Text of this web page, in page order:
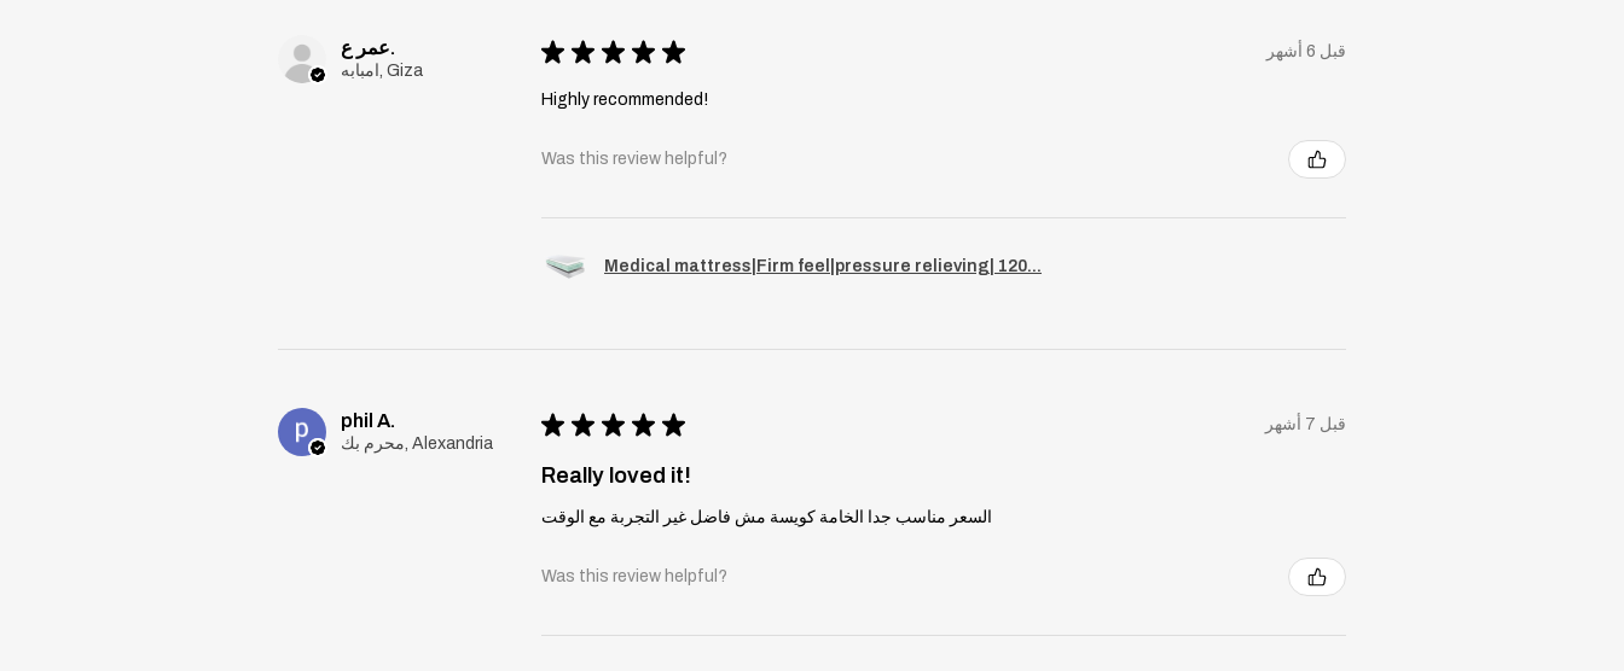
عمر ع.
امبابه, Giza
★ ★ ★ ★ ★ قبل 6 أشهر
Highly recommended!
Was this review helpful?
Medical mattress|Firm feel|pressure relieving| 120...
phil A.
محرم بك, Alexandria
★ ★ ★ ★ ★ قبل 7 أشهر
Really loved it!
السعر مناسب جدا الخامة كويسة مش فاضل غير التجربة مع الوقت
Was this review helpful?